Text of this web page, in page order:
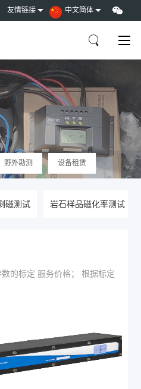
友情链接 中文简体
野外勘测 设备租赁
磁测试 岩石样品磁化率测试
的标定 服务价格； 根据标定